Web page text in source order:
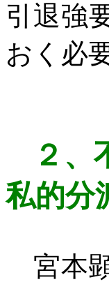
引退強
おく必
２、
私的分
宮本